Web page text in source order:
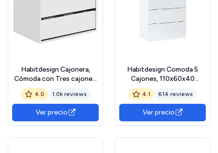
Habitdesign Cajonera,
Cómoda con Tres cajones,
Acabado en Blanco Mate,
Dimensiones: 60 cm
(Ancho) x 57 cm (Alto) x
44 cm (Fondo)
4.0 1.0k reviews
Ver precio
Habitdesign Comoda 5
Cajones, 110x60x40
(AltoxAnchoxFondo-en
cm), Sinfonier Color Blanco
Artik, Modelo Alaya
4.1 614 reviews
Ver precio